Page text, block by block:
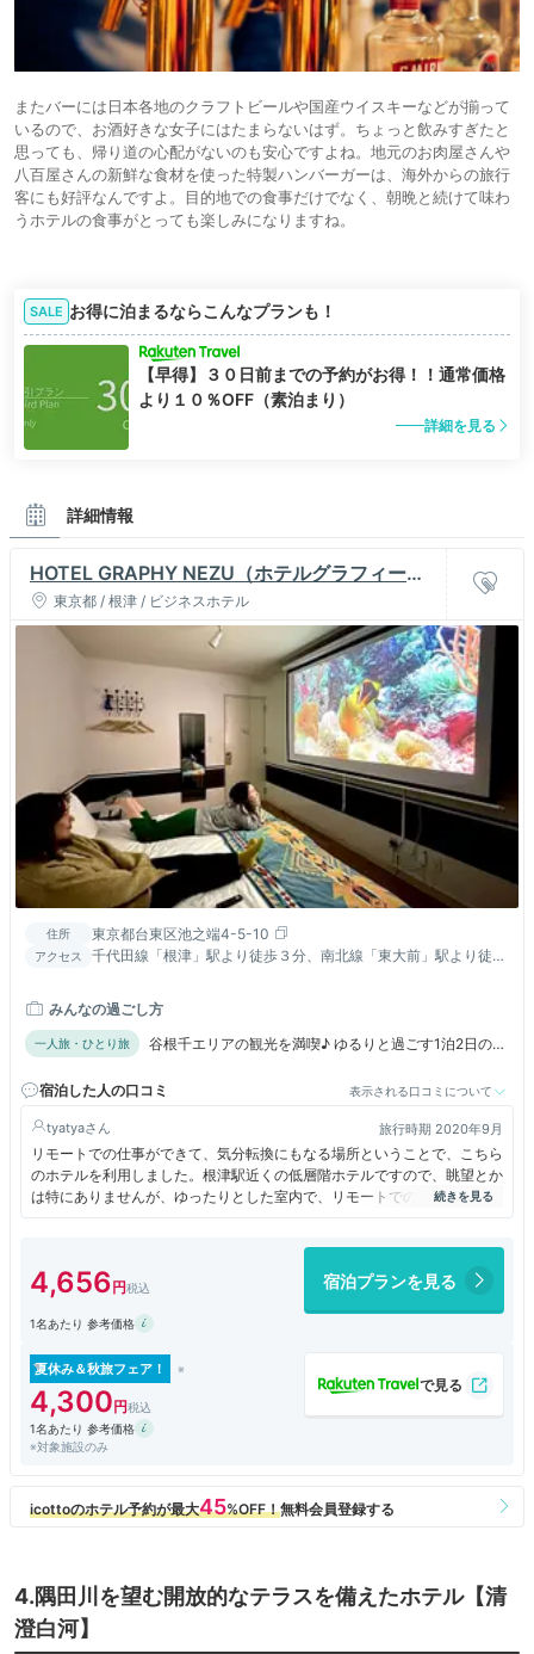
またバーには日本各地のクラフトビールや国産ウイスキーなどが揃って
いるので、お酒好きな女子にはたまらないはず。ちょっと飲みすぎたと
思っても、帰り道の心配がないのも安心ですよね。地元のお肉屋さんや
八百屋さんの新鮮な食材を使った特製ハンバーガーは、海外からの旅行
客にも好評なんですよ。目的地での食事だけでなく、朝晩と続けて味わ
うホテルの食事がとっても楽しみになりますね。
SALE お得に泊まるならこんなプランも！
【早得】３０日前までの予約がお得！！通常価格
より１０％OFF（素泊まり）
詳細を見る
詳細情報
HOTEL GRAPHY NEZU（ホテルグラフィー根
津）東京都 / 根津 / ビジネスホテル
住所 東京都台東区池之端4-5-10
アクセス
千代田線「根津」駅より徒歩３分、南北線「東大前」駅より徒歩
みんなの過ごし方
一人旅・ひとり旅
谷根千エリアの観光を満喫♪ ゆるりと過ごす1泊2日の宿
宿泊した人の口コミ
表示される口コミについて
tyatya 旅行時期 2020年9月
リモートでの仕事ができて、気分転換にもなる場所ということで、こちら
のホテルを利用しました。根津駅近くの低層階ホテルですので、眺望とか
は特にありませんが、ゆったりとした室内で、リモートでの仕事にも集中
でき、仕事終わりには、ゆっくりと根津近辺の散策ができ、お店にも立ち
4,656 宿泊プランを見る
1名あたり 参考価格
夏休み＆秋旅フェア！
4,300
1名あたり 参考価格
※対象施設のみ
4.隅田川を望む開放的なテラスを備えたホテル【清
澄白河】